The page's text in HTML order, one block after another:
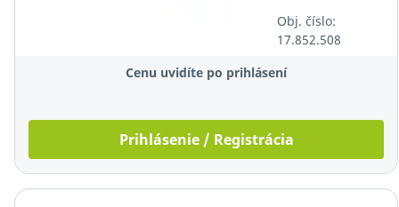
Obj. číslo:
17.852.508
Cenu uvidíte po prihlásení
Prihlásenie / Registrácia